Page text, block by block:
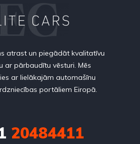
atrast un piegādāt kvalitatīvu
ar pārbaudītu vēsturi. Mēs
ar lielākajām automašīnu
portāliem Eiropā.
20484411